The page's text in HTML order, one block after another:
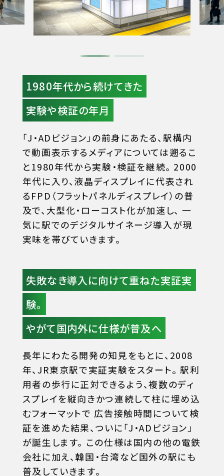
1980年代から続けてきた
実験や検証の年月
「J・ADビジョン」の前身にあたる、駅構内
で動画表示するメディアについては遡るこ
と1980年代から実験・検証を継続。 2000
年代に入り、液晶ディスプレイに代表され
るFPD（フラットパネルディスプレイ）の普
及で、大型化・ローコスト化が加速し、 一
気に駅でのデジタルサイネージ導入が現
実味を帯びていきます。
失敗なき導入に向けて重ねた実証実
験。
やがて国内外に仕様が普及へ
長年にわたる開発の知見をもとに、2008
年、JR東京駅で実証実験をスタート。 駅利
用者の歩行に正対できるよう、複数のディ
スプレイを縦向きかつ連続して柱に埋め込
むフォーマットで 広告接触時間について検
証を進めた結果、ついに「J・ADビジョン」
が誕生します。 この仕様は国内の他の電鉄
会社に加え、韓国・台湾など国外の駅にも
普及していきます。